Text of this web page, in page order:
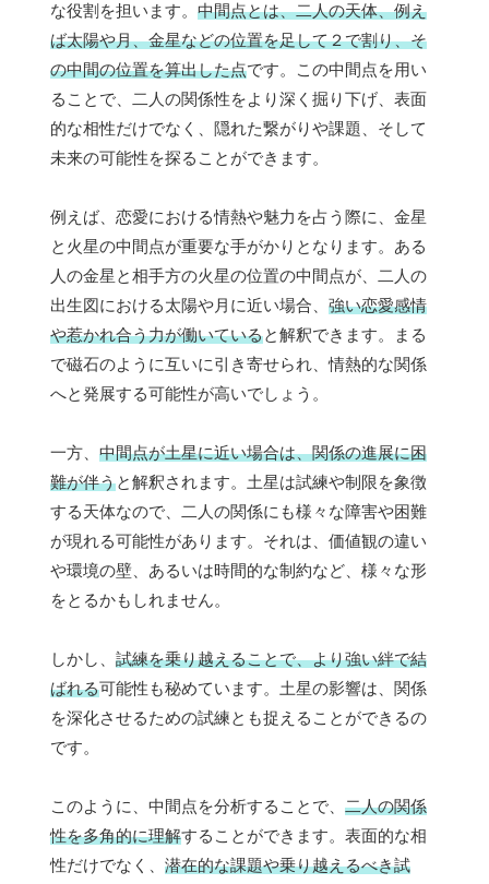
な役割を担います。 中間点とは、二人の天体、例え
ば太陽や月、金星などの位置を足して２で割り、そ
の中間の位置を算出した点です。この中間点を用い
ることで、二人の関係性をより深く掘り下げ、表面
的な相性だけでなく、隠れた繋がりや課題、そして
未来の可能性を探ることができます。
例えば、恋愛における情熱や魅力を占う際に、金星
と火星の中間点が重要な手がかりとなります。ある
人の金星と相手方の火星の位置の中間点が、二人の
出生図における太陽や月に近い場合、 強い恋愛感情
や惹かれ合う力が働いていると解釈できます。まる
で磁石のように互いに引き寄せられ、情熱的な関係
へと発展する可能性が高いでしょう。
一方、 中間点が土星に近い場合は、関係の進展に困
難が伴うと解釈されます。土星は試練や制限を象徴
する天体なので、二人の関係にも様々な障害や困難
が現れる可能性があります。それは、価値観の違い
や環境の壁、あるいは時間的な制約など、様々な形
をとるかもしれません。
しかし、 試練を乗り越えることで、より強い絆で結
ばれる可能性も秘めています。土星の影響は、関係
を深化させるための試練とも捉えることができるの
です。
このように、中間点を分析することで、 二人の関係
性を多角的に理解することができます。表面的な相
性だけでなく、 潜在的な課題や乗り越えるべき試